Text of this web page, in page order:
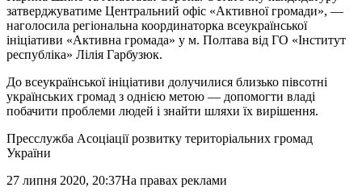
затверджуватиме Центральний офіс «Активної громади», —
наголосила регіональна координаторка всеукраїнської
ініціативи «Активна громада» у м. Полтава від ГО «Інститут
республіка» Лілія Гарбузюк.
До всеукраїнської ініціативи долучилися близько півсотні
українських громад з однією метою — допомогти владі
побачити проблеми людей і знайти шляхи їх вирішення.
Пресслужба Асоціації розвитку територіальних громад
України
27 липня 2020, 20:37На правах реклами